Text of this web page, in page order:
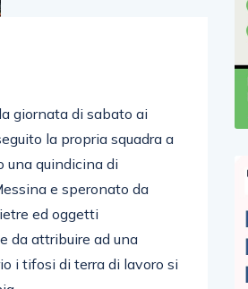
giornata di sabato ai
la propria squadra a
una quindicina di
e speronato da
ed oggetti
da attribuire ad una
i tifosi di terra di lavoro si